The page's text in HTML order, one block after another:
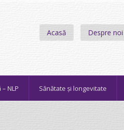
Acasă Despre noi
NLP Sănătate și longevitate